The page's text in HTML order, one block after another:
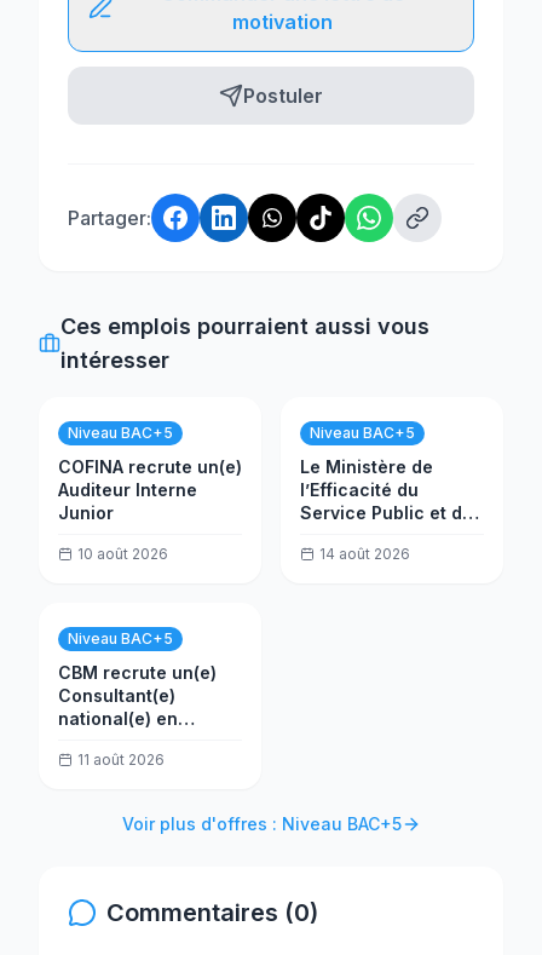
motivation
Postuler
Partager:
Ces emplois pourraient aussi vous
intéresser
Niveau BAC+5
COFINA recrute un(e)
Auditeur Interne
Junior
10 août 2026
Niveau BAC+5
Le Ministère de
l’Efficacité du
Service Public et de
(MESPTN) recrute
14 août 2026
Niveau BAC+5
CBM recrute un(e)
Consultant(e)
national(e) en
11 août 2026
Voir plus d'offres : Niveau BAC+5
Commentaires (0)